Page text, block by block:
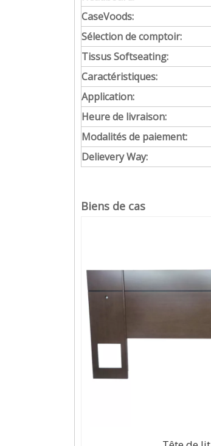
CaseVoods:
Sélection de comptoir:
Tissus Softseating:
Caractéristiques:
Application:
Heure de livraison:
Modalités de paiement:
Delievery Way:
Biens de cas